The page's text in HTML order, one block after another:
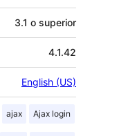
3.1 o superior
4.1.42
English (US)
ajax Ajax login